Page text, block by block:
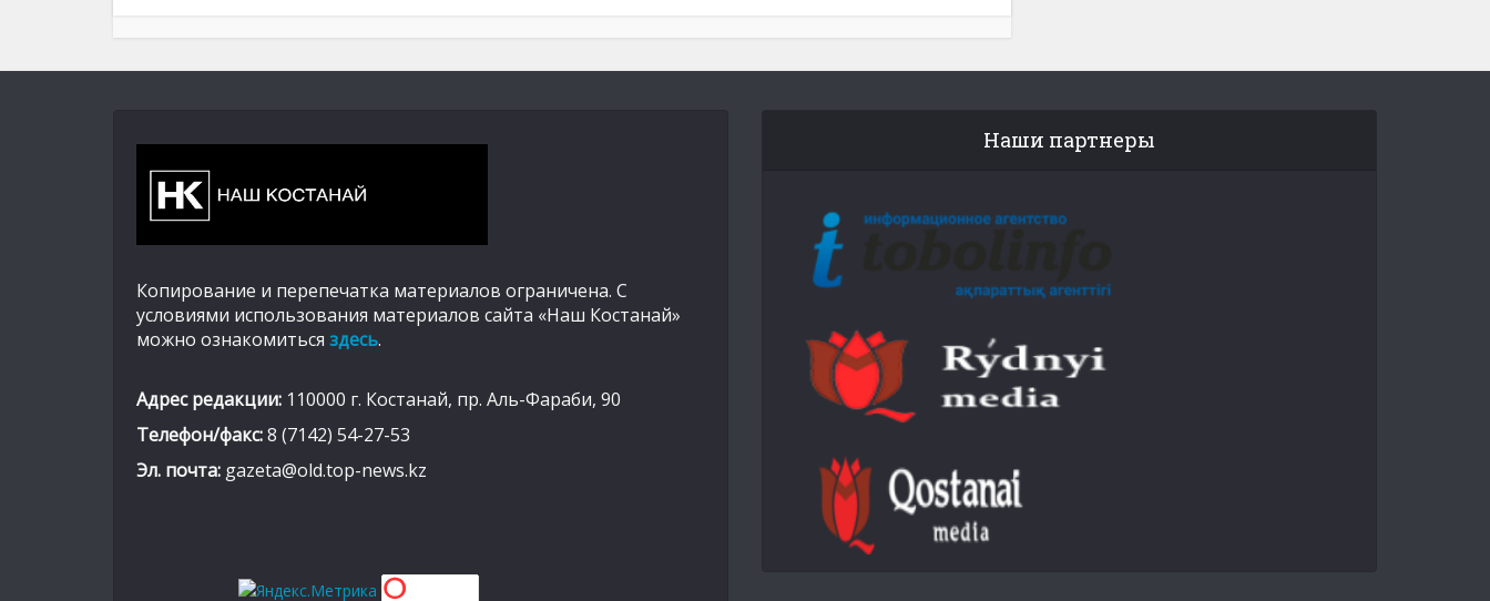
Копирование и перепечатка материалов ограничена. С
условиями использования материалов сайта «Наш Костанай»
можно ознакомиться здесь.
Адрес редакции: 110000 г. Костанай, пр. Аль-Фараби, 90
Телефон/факс:8 (7142) 54-27-53
Эл. почта: gazeta@old.top-news.kz
Наши партнеры